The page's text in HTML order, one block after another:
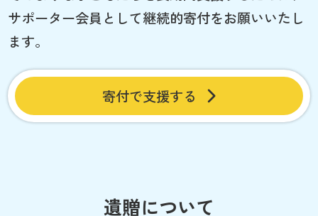
サポーター会員として継続的寄付をお願いいたし
ます。
寄付で支援する
遺贈について